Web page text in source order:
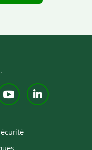
YouTube